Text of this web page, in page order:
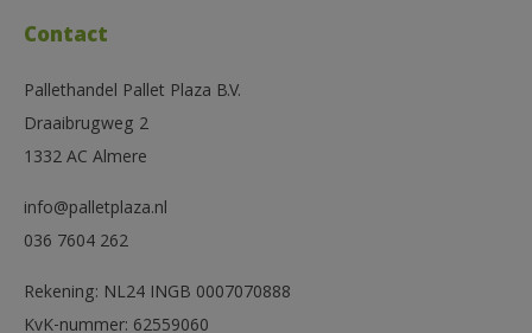
Contact
Pallethandel Pallet Plaza B.V.
Draaibrugweg 2
1332 AC Almere
info@palletplaza.nl
036 7604 262
Rekening: NL24 INGB 0007070888
KvK-nummer: 62559060